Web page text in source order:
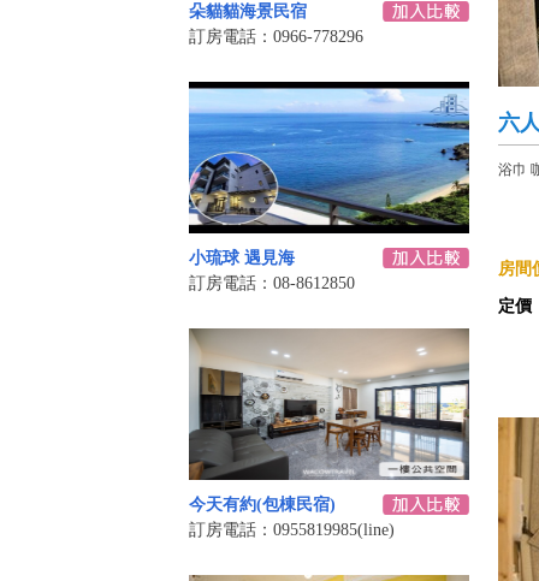
朵貓貓海景民宿
訂房電話：0966-778296
小琉球 遇見海
訂房電話：08-8612850
今天有約(包棟民宿)
訂房電話：0955819985(line)
六
浴巾
房間
定價